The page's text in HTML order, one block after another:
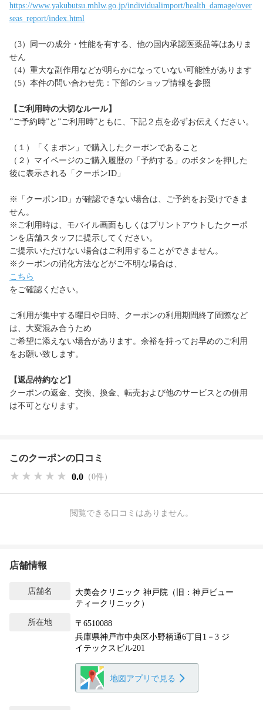
https://www.yakubutsu.mhlw.go.jp/individualimport/health_damage/over
seas_report/index.html
（3）同一の成分・性能を有する、他の国内承認医薬品等はありま
せん
（4）重大な副作用などが明らかになっていない可能性があります
（5）本件の問い合わせ先：下部のショップ情報を参照
【ご利用時の大切なルール】
”ご予約時”と”ご利用時”ともに、下記２点を必ずお伝えください。
（１）「くまポン」で購入したクーポンであること
（２）マイページのご購入履歴の「予約する」のボタンを押した
後に表示される「クーポンID」
※「クーポンID」が確認できない場合は、ご予約をお受けできま
せん。
※ご利用時は、モバイル画面もしくはプリントアウトしたクーポ
ンを店舗スタッフに提示してください。
ご提示いただけない場合はご利用することができません。
※クーポンの消化方法などがご不明な場合は、
こちら
をご確認ください。
ご利用が集中する曜日や日時、クーポンの利用期間終了間際など
は、大変混み合うため
ご希望に添えない場合があります。余裕を持ってお早めのご利用
をお願い致します。
【返品特約など】
クーポンの返金、交換、換金、転売および他のサービスとの併用
は不可となります。
このクーポンの口コミ
★★★★★
★★★★★
★★★★★ 0.0 （0件）
閲覧できる口コミはありません。
店舗情報
店舗名
大美会クリニック 神戸院（旧：神戸ビュー
ティークリニック）
所在地
〒6510088
兵庫県神戸市中央区小野柄通6丁目1－3 ジ
イテックスビル201
地図アプリで見る